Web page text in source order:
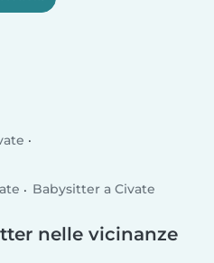
Babysitter a Civate
nelle vicinanze